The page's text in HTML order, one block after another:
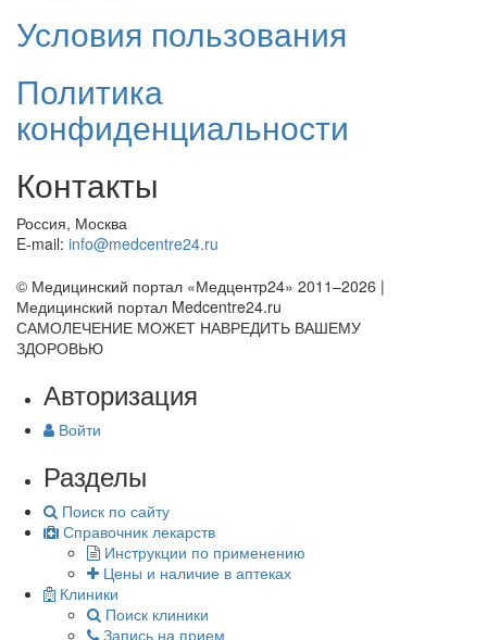
Условия пользования
Политика
конфиденциальности
Контакты
Россия, Москва
E-mail: info@medcentre24.ru
© Медицинский портал «Медцентр24» 2011–2026 |
Медицинский портал Medcentre24.ru
САМОЛЕЧЕНИЕ МОЖЕТ НАВРЕДИТЬ ВАШЕМУ
ЗДОРОВЬЮ
Авторизация
Войти
Разделы
Поиск по сайту
Справочник лекарств
Инструкции по применению
Цены и наличие в аптеках
Клиники
Поиск клиники
Запись на прием